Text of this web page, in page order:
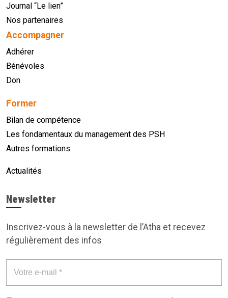
Journal “Le lien”
Nos partenaires
Accompagner
Adhérer
Bénévoles
Don
Former
Bilan de compétence
Les fondamentaux du management des PSH
Autres formations
Actualités
Newsletter
Inscrivez-vous à la newsletter de l’Atha et recevez
régulièrement des infos